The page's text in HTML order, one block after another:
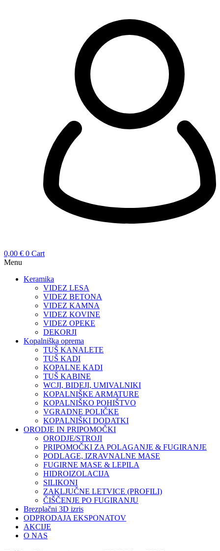
0,00 € 0 Cart
Menu
Keramika
VIDEZ LESA
VIDEZ BETONA
VIDEZ KAMNA
VIDEZ KOVINE
VIDEZ OPEKE
DEKORJI
Kopalniška oprema
TUŠ KANALETE
TUŠ KADI
KOPALNE KADI
TUŠ KABINE
WCJI, BIDEJI, UMIVALNIKI
KOPALNIŠKE ARMATURE
KOPALNIŠKO POHIŠTVO
VGRADNE POLIČKE
KOPALNIŠKI DODATKI
ORODJE IN PRIPOMOČKI
ORODJE/STROJI
PRIPOMOČKI ZA POLAGANJE & FUGIRANJE
PODLAGE, IZRAVNALNE MASE
FUGIRNE MASE & LEPILA
HIDROIZOLACIJA
SILIKONI
ZAKLJUČNE LETVICE (PROFILI)
ČIŠČENJE PO FUGIRANJU
Brezplačni 3D izris
ODPRODAJA EKSPONATOV
AKCIJE
O NAS